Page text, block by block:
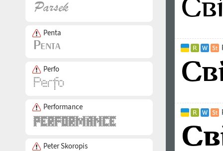
Penta
Perfo
Performance
Peter Skoropis